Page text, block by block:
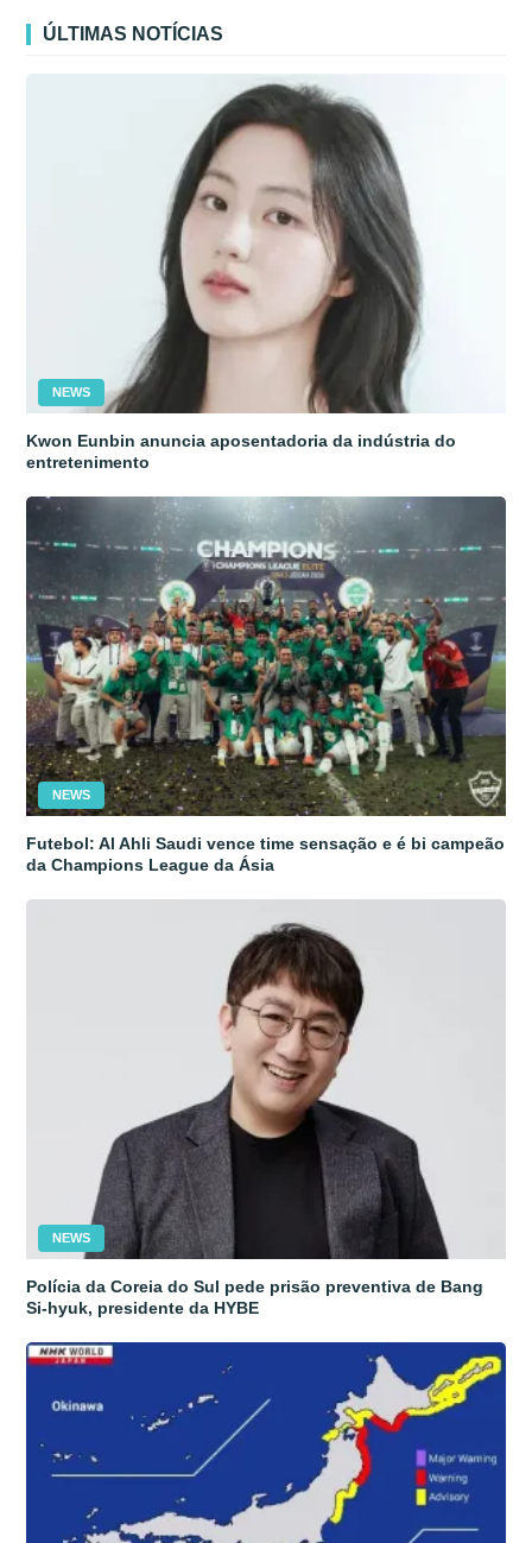
ÚLTIMAS NOTÍCIAS
NEWS
Kwon Eunbin anuncia aposentadoria da indústria do
entretenimento
NEWS
Futebol: Al Ahli Saudi vence time sensação e é bi campeão
da Champions League da Ásia
NEWS
Polícia da Coreia do Sul pede prisão preventiva de Bang
Si-hyuk, presidente da HYBE